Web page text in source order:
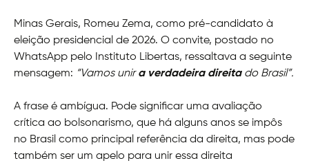
Minas Gerais, Romeu Zema, como pré-candidato à
eleição presidencial de 2026. O convite, postado no
WhatsApp pelo Instituto Libertas, ressaltava a seguinte
mensagem: “Vamos unira verdadeira direita do Brasil”.
A frase é ambígua. Pode significar uma avaliação
crítica ao bolsonarismo, que há alguns anos se impôs
no Brasil como principal referência da direita, mas pode
também ser um apelo para unir essa direita